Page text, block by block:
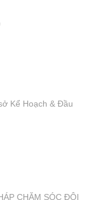
Kể Hoạch & Đầu
CHĂM SÓC ĐÔI